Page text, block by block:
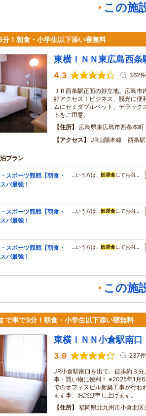
この施
！朝食・小学生以下添い寝無料
東横ＩＮＮ東広島西条
4.3 362件
ＪＲ西条駅正面の好立地。広島
好アクセス！ビジネス、観光に便
ムにセミダブルベット、デラック
トをご用意。
住所
広島県東広島市西条本町
アクセス
JR山陽本線 西条
プラン
スポーツ観戦【朝食・
パ最強！
…いう方は、 部屋食にてお召…
スポーツ観戦【朝食・
パ最強！
…いう方は、 部屋食にてお召…
スポーツ観戦【朝食・
パ最強！
…いう方は、 部屋食にてお召…
この施
で車で3分！朝食・小学生以下添い寝無料
東横ＩＮＮ小倉駅南口
3.9 237件
JR小倉駅南口を出て、徒歩約３
事・買い物に便利！ ※2025年1月
でのオフィスビル新築工事が行わ
ます事、お詫び申し上げます。
住所
福岡県北九州市小倉北